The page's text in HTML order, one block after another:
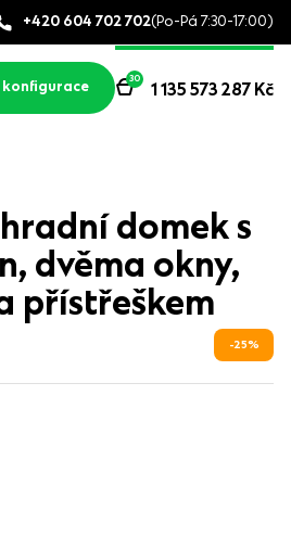
+420 604 702 702(Po-Pá 7:30-17:00)
1 135 573 287 Kč
30
domek s
dvěma okny,
přístřeškem
25%